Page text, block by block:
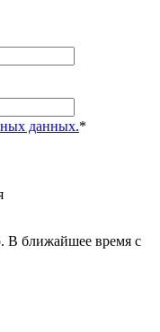
данных.*
В ближайшее время с